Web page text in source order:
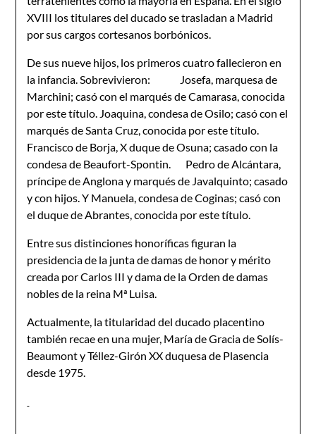
XVIII los titulares del ducado se trasladan a Madrid
por sus cargos cortesanos borbónicos.
De sus nueve hijos, los primeros cuatro fallecieron en
la infancia. Sobrevivieron: Josefa, marquesa de
Marchini; casó con el marqués de Camarasa, conocida
por este título. Joaquina, condesa de Osilo; casó con el
marqués de Santa Cruz, conocida por este título.
Francisco de Borja, X duque de Osuna; casado con la
condesa de Beaufort-Spontin. Pedro de Alcántara,
príncipe de Anglona y marqués de Javalquinto; casado
y con hijos. Y Manuela, condesa de Coginas; casó con
el duque de Abrantes, conocida por este título.
Entre sus distinciones honoríficas figuran la
presidencia de la junta de damas de honor y mérito
creada por Carlos III y dama de la Orden de damas
nobles de la reina Mª Luisa.
Actualmente, la titularidad del ducado placentino
también recae en una mujer, María de Gracia de Solís-
Beaumont y Téllez-Girón XX duquesa de Plasencia
desde 1975.